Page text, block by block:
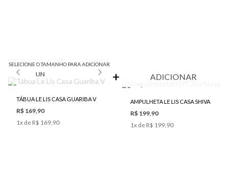
SELECIONE O TAMANHO PARA ADICIONAR
UN
TÁBUA LE LIS CASA GUARIBA V
R$ 169,90
1x de R$ 169,90
ADICIONAR
AMPULHETA LE LIS CASA SHIVA
R$ 199,90
1x de R$ 199,90